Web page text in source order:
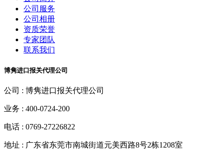
公司服务
公司相册
资质荣誉
专家团队
联系我们
博隽进口报关代理公司
公司 : 博隽进口报关代理公司
业务 : 400-0724-200
电话 : 0769-27226822
地址 : 广东省东莞市南城街道元美西路8号2栋1208室